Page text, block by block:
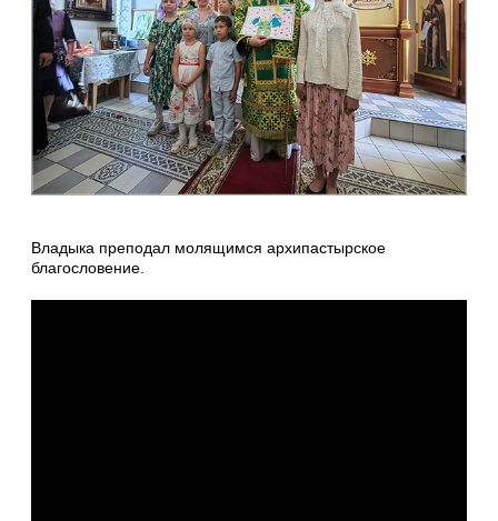
Владыка преподал молящимся архипастырское
благословение.